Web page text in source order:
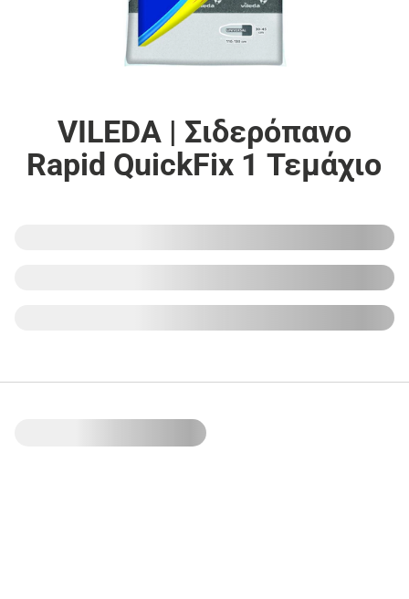
VILEDA | Σιδερόπανο
Rapid QuickFix 1 Τεμάχιο